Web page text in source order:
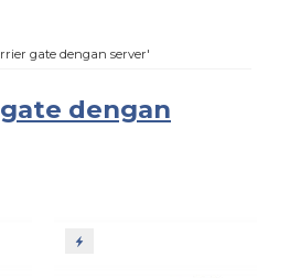
gate dengan server'
dengan